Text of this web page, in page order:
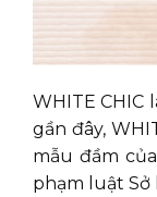
WHITE
gần đây,
mẫu đầm
phạm luật